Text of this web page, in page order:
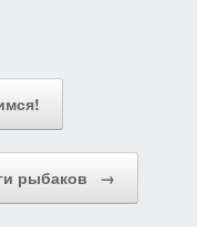
рыбаков →